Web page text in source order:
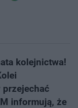
kolejnictwa!
przejechać
informują, że